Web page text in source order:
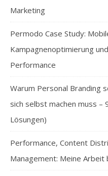
Marketing
Permodo Case Study:
Kampagnenoptimierung
Performance
Warum Personal Branding
sich selbst machen muss –
Lösungen)
Performance, Content
Management: Meine Arbeit